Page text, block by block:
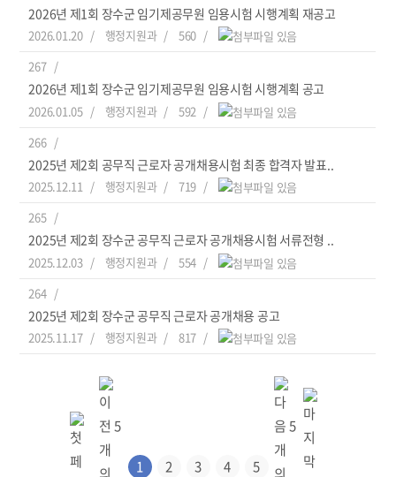
2026년 제1회 장수군 임기제공무원 임용시험 시행계획 재공고
2026.01.20 행정지원과
560
267
2026년 제1회 장수군 임기제공무원 임용시험 시행계획 공고
2026.01.05 행정지원과
592
266
2025년 제2회 공무직 근로자 공개채용시험 최종 합격자 발표..
2025.12.11 행정지원과
719
265
2025년 제2회 장수군 공무직 근로자 공개채용시험 서류전형 ..
2025.12.03 행정지원과
554
264
2025년 제2회 장수군 공무직 근로자 공개채용 공고
2025.11.17 행정지원과 817
1 2 3 4 5